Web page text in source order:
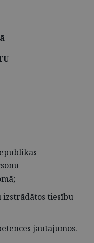
tiesību
jautājumos.